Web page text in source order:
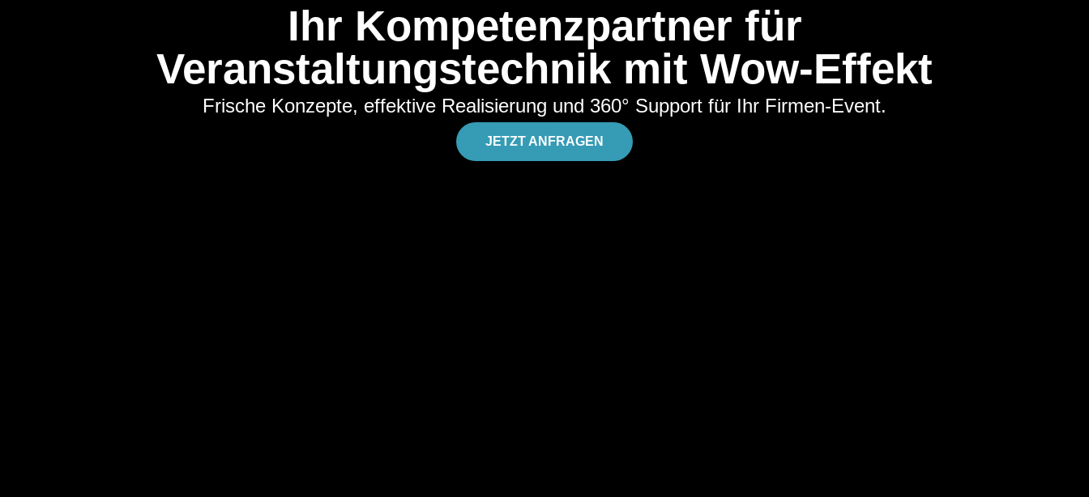
Ihr Kompetenzpartner für
Veranstaltungstechnik mit Wow-Effekt
Frische Konzepte, effektive Realisierung und 360° Support für Ihr Firmen-Event.
JETZT ANFRAGEN